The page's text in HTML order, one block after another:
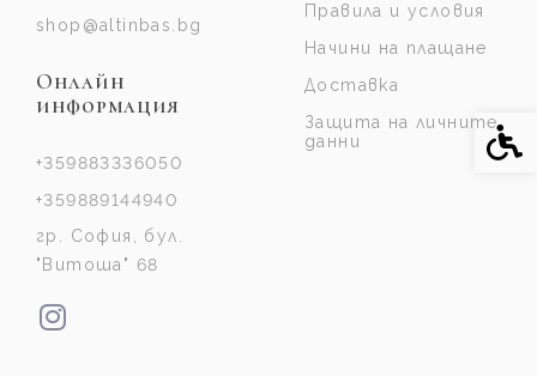
shop@altinbas.bg
Онлайн
информация
+359883336050
+359889144940
гр. София, бул.
"Витоша" 68
Правила и условия
Начини на плащане
Доставка
Защита на личните
данни